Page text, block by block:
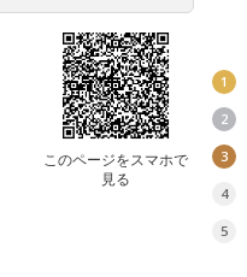
このページをスマホで
見る
1
2
3
4
5